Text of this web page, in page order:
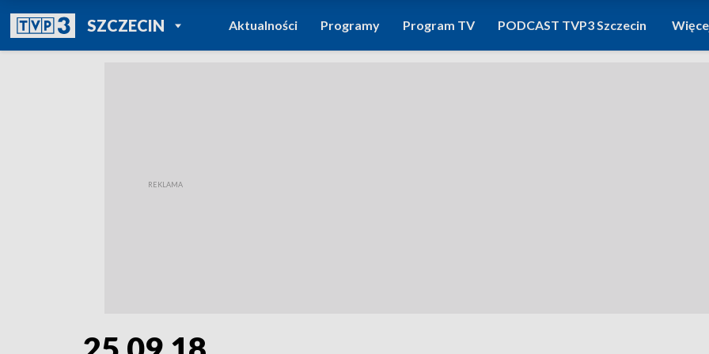
SZCZECINPOWRÓT DO
TVP REGIONY
Aktualności Programy Program TV PODCAST TVP3 Szczecin